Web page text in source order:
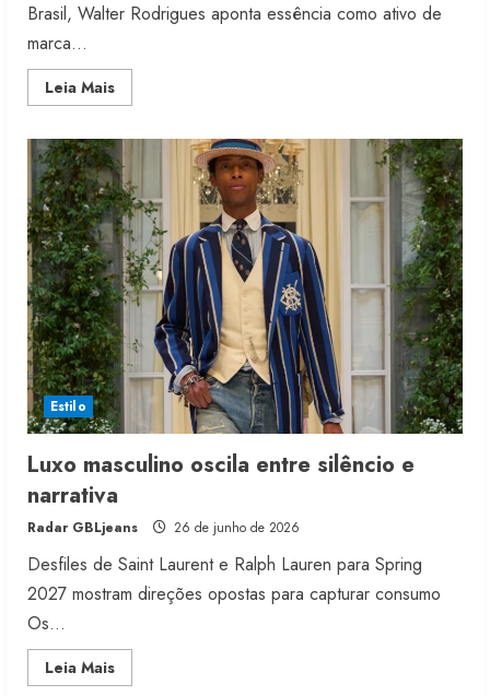
Brasil, Walter Rodrigues aponta essência como ativo de
marca...
Leia MaisRead
more
e
consumo
forçam
novo
reset
do
luxo
Estilo
Luxo masculino oscila entre silêncio e
narrativa
Radar GBLjeans 26 de junho de 2026
Desfiles de Saint Laurent e Ralph Lauren para Spring
2027 mostram direções opostas para capturar consumo
Os...
Leia MaisRead
more